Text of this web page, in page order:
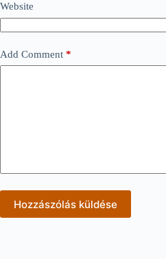
Website
Add Comment *
Hozzászólás küldése